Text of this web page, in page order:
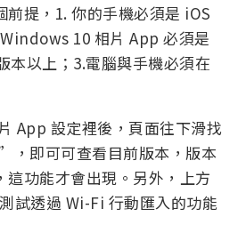
前提，1. 你的手機必須是 iOS
10 相片 App 必須是
本以上；3.電腦與手機必須在
App 設定裡後，頁面往下滑找
即可可查看目前版本，版本
這功能才會出現。另外，上方
透過 Wi-Fi 行動匯入的功能